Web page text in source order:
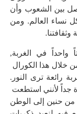
بين الشعوب وأن
نساء العالم. ومن
وثقافتنا.
واحداً في الغربة,
خلال هذا الكورال
رائعة ترى النور.
جداً لأنني استطعت
من حنين إلى الوطن